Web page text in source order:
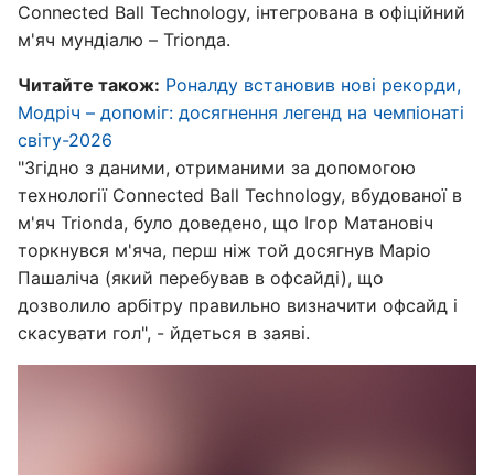
Connected Ball Technology, інтегрована в офіційний
м'яч мундіалю – Trionда.
Читайте також: Роналду встановив нові рекорди,
Модріч – допоміг: досягнення легенд на чемпіонаті
світу-2026
"Згідно з даними, отриманими за допомогою
технології Connected Ball Technology, вбудованої в
м'яч Trionda, було доведено, що Ігор Матановіч
торкнувся м'яча, перш ніж той досягнув Маріо
Пашаліча (який перебував в офсайді), що
дозволило арбітру правильно визначити офсайд і
скасувати гол", - йдеться в заяві.